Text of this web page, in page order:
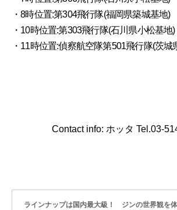
・8時位置:第304飛行隊(福岡県築城基地)
・10時位置:第303飛行隊(石川県小松基地)
・11時位置:偵察航空隊第501飛行隊(茨城
Contact info: ホッタ Tel.03-
ラインナップは国内最大級！ ジンの世界観を